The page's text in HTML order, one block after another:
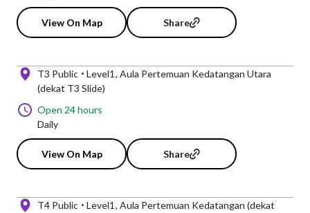
View On Map Share
T3 Public Level1 Aula Pertemuan Kedatangan Utara
(dekat T3 Slide)
Open 24 hours
Daily
View On Map Share
T4 Public Level1 Aula Pertemuan Kedatangan (dekat